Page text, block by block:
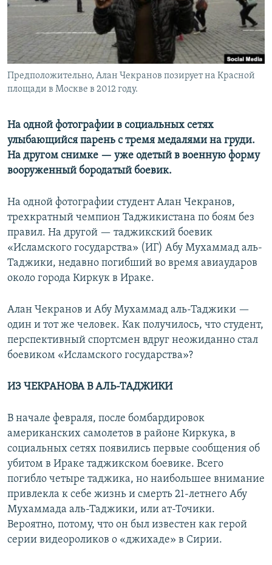
Предположительно, Алан Чекранов позирует на Красной
площади в Москве в 2012 году.
На одной фотографии в социальных сетях
улыбающийся парень с тремя медалями на груди.
На другом снимке — уже одетый в военную форму
вооруженный бородатый боевик.
На одной фотографии студент Алан Чекранов,
трехкратный чемпион Таджикистана по боям без
правил. На другой — таджикский боевик
«Исламского государства» (ИГ) Абу Мухаммад аль-
Таджики, недавно погибший во время авиаударов
около города Киркук в Ираке.
Алан Чекранов и Абу Мухаммад аль-Таджики —
один и тот же человек. Как получилось, что студент,
перспективный спортсмен вдруг неожиданно стал
боевиком «Исламского государства»?
ИЗ ЧЕКРАНОВА В АЛЬ-ТАДЖИКИ
В начале февраля, после бомбардировок
американских самолетов в районе Киркука, в
социальных сетях появились первые сообщения об
убитом в Ираке таджикском боевике. Всего
погибло четыре таджика, но наибольшее внимание
привлекла к себе жизнь и смерть 21-летнего Абу
Мухаммада аль-Таджики, или ат-Точики.
Вероятно, потому, что он был известен как герой
серии видеороликов о «джихаде» в Сирии.